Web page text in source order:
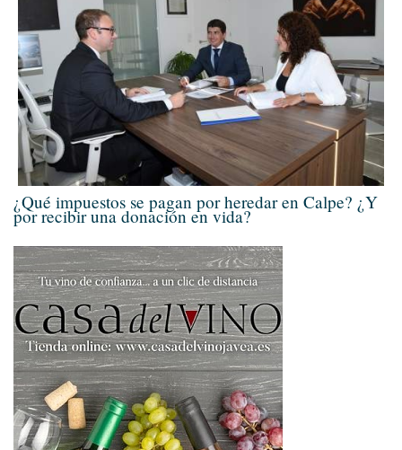
¿Qué impuestos se pagan por heredar en Calpe? ¿Y
por recibir una donación en vida?